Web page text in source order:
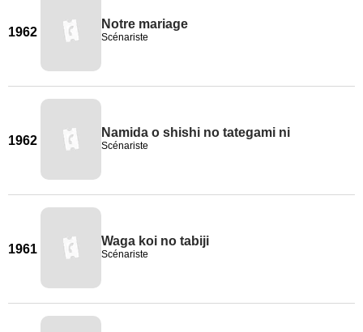
1962
Notre mariage
Scénariste
1962
Namida o shishi no tategami ni
Scénariste
1961
Waga koi no tabiji
Scénariste